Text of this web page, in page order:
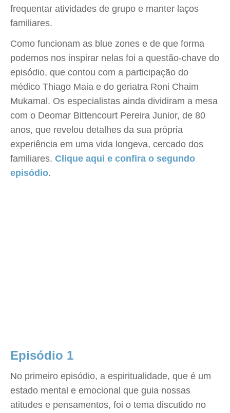
frequentar atividades de grupo e manter laços
familiares.
Como funcionam as blue zones e de que forma
podemos nos inspirar nelas foi a questão-chave do
episódio, que contou com a participação do
médico Thiago Maia e do geriatra Roni Chaim
Mukamal. Os especialistas ainda dividiram a mesa
com o Deomar Bittencourt Pereira Junior, de 80
anos, que revelou detalhes da sua própria
experiência em uma vida longeva, cercado dos
familiares. Clique aqui e confira o segundo
episódio.
Episódio 1
No primeiro episódio, a espiritualidade, que é um
estado mental e emocional que guia nossas
atitudes e pensamentos, foi o tema discutido no